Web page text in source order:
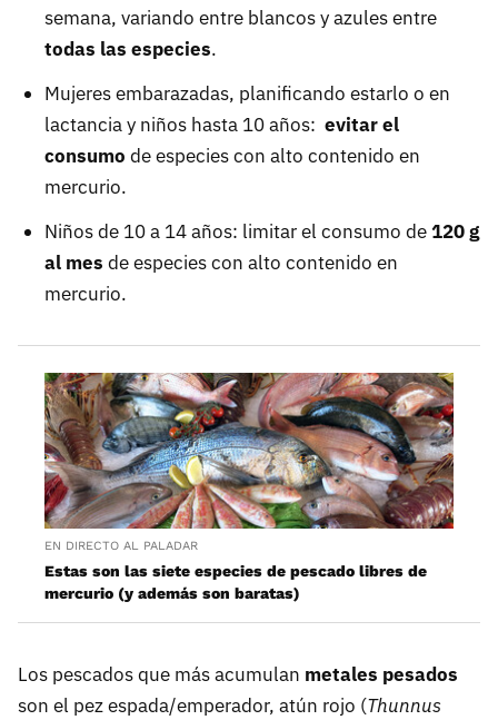
semana, variando entre blancos y azules entre
todas las especies.
Mujeres embarazadas, planificando estarlo o en
lactancia y niños hasta 10 años: evitar el
consumo de especies con alto contenido en
mercurio.
Niños de 10 a 14 años: limitar el consumo de120 g
al mes de especies con alto contenido en
mercurio.
EN DIRECTO AL PALADAR
Estas son las siete especies de pescado libres de
mercurio (y además son baratas)
Los pescados que más acumulan metales pesados
son el pez espada/emperador, atún rojo (Thunnus